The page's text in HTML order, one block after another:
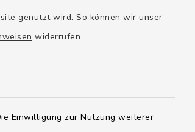
genutzt wird. So können wir unser
widerrufen.
Einwilligung zur Nutzung weiterer
Raiffeisenbank Isar Loisachtal eG
DE92 7016 9543 0001 0005 00
HYVEDEMMXXX